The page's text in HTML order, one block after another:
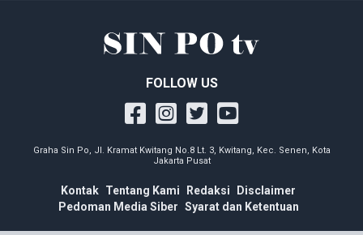
FOLLOW US
Graha Sin Po, Jl. Kramat Kwitang No.8 Lt. 3, Kwitang, Kec. Senen, Kota
Jakarta Pusat
Kontak Tentang Kami Redaksi
Disclaimer
Pedoman Media Siber Syarat dan Ketentuan